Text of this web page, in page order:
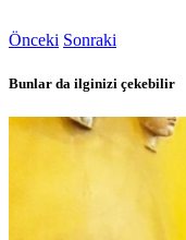
Önceki Sonraki
Bunlar da ilginizi çekebilir